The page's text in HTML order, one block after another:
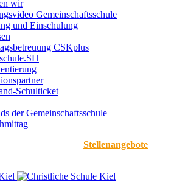
wir
Gemeinschaftsschule
und Einschulung
CSKplus
Schulticket
der Gemeinschaftsschule
Stellenangebote